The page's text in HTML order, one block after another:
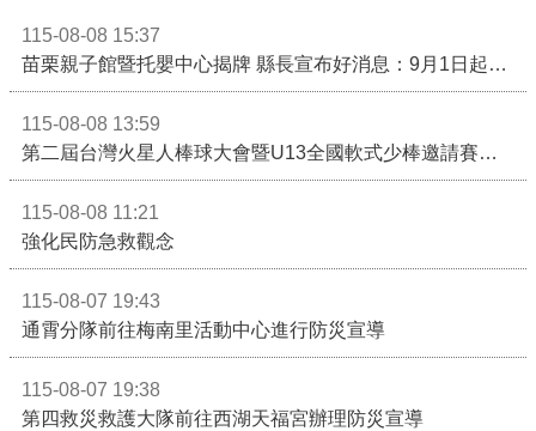
115-08-08 15:37
苗栗親子館暨托嬰中心揭牌 縣長宣布好消息：9月1日起調降臨時托嬰費用
115-08-08 13:59
第二屆台灣火星人棒球大會暨U13全國軟式少棒邀請賽在苗栗舉辦
115-08-08 11:21
強化民防急救觀念
115-08-07 19:43
通霄分隊前往梅南里活動中心進行防災宣導
115-08-07 19:38
第四救災救護大隊前往西湖天福宮辦理防災宣導